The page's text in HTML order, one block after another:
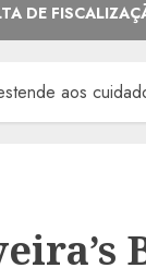
DE
aos